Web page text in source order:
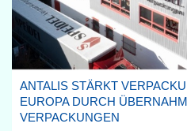
ANTALIS STÄRKT
EUROPA DURCH
VERPACKUNGEN